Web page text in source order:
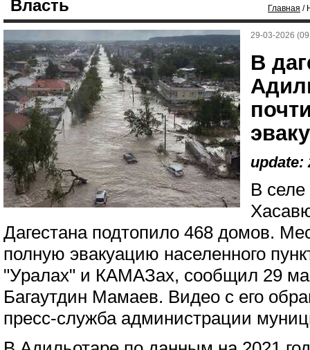
Власть Главная /
29-03-2026
В
update:
В
Дагестана подтопило 468 домов.
полную эвакуацию населенного
"Уралах" и КАМАЗах, сообщил 29
Багаутдин Мамаев. Видео с его
пресс-служба администрации